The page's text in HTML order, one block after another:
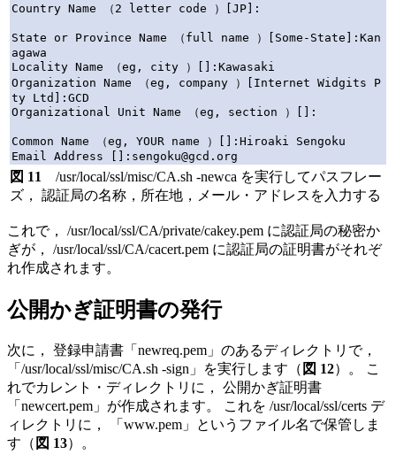
Country Name （2 letter code ）[JP]:
State or Province Name （full name ）[Some-State]:Kan
agawa
Locality Name （eg, city ）[]:Kawasaki
Organization Name （eg, company ）[Internet Widgits P
ty Ltd]:GCD
Organizational Unit Name （eg, section ）[]:
Common Name （eg, YOUR name ）[]:Hiroaki Sengoku
図 11
/usr/local/ssl/misc/CA.sh -newca を実行してパスフレー
ズ， 認証局の名称，所在地，メール・アドレスを入力する
これで， /usr/local/ssl/CA/private/cakey.pem に認証局の秘密か
ぎが， /usr/local/ssl/CA/cacert.pem に認証局の証明書がそれぞ
れ作成されます。
公開かぎ証明書の発行
次に， 登録申請書「newreq.pem」のあるディレクトリで，
「/usr/local/ssl/misc/CA.sh -sign」を実行します（ 図 12）。 こ
れでカレント・ディレクトリに， 公開かぎ証明書
「newcert.pem」が作成されます。 これを /usr/local/ssl/certs デ
ィレクトリに， 「www.pem」というファイル名で保管しま
す（ 図 13）。